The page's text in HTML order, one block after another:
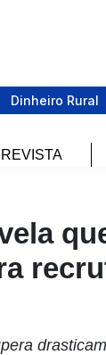
Dinheiro Rural
REVISTA